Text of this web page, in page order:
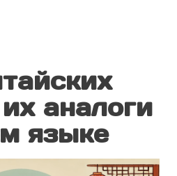
аналоги
языке